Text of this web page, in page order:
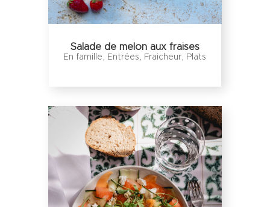
Salade de melon aux fraises
En famille, Entrées, Fraicheur, Plats